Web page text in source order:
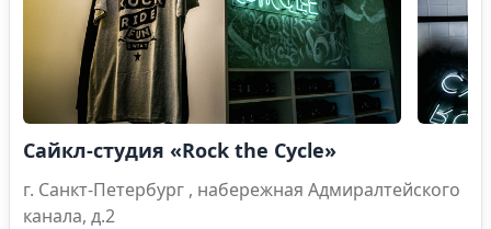
Сайкл-студия «Rock the Cycle»
г. Санкт-Петербург , набережная Адмиралтейского
канала, д.2